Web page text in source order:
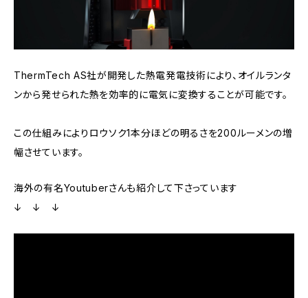
ThermTech AS社が開発した熱電発電技術により、オイルランタ
ンから発せられた熱を効率的に電気に変換することが可能です。
この仕組みによりロウソク1本分ほどの明るさを200ルーメンの増
幅させています。
海外の有名Youtuberさんも紹介して下さっています
↓ ↓ ↓